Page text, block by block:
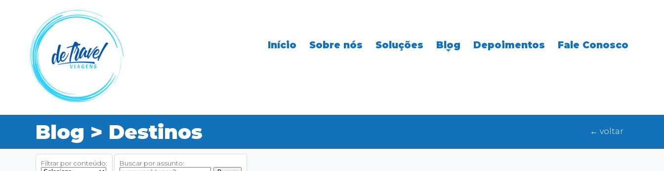
Início Sobre nós Soluções Blog Depoimentos Fale Conosco
← voltar
Blog > Destinos
Filtrar por conteúdo: Buscar por assunto: